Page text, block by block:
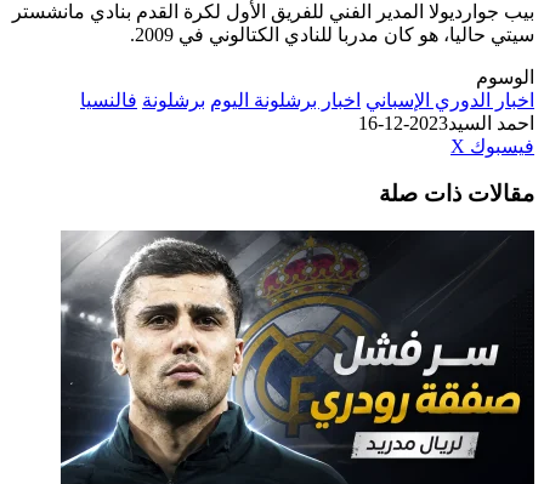
بيب جوارديولا المدير الفني للفريق الأول لكرة القدم بنادي مانشستر
سيتي حاليا، هو كان مدربا للنادي الكتالوني في 2009.
الوسوم
اخبار الدوري الإسباني اخبار برشلونة اليوم برشلونة فالنسيا
احمد السيد2023-12-16
فيسبوك ‫X
البريد
مقالات ذات صلة